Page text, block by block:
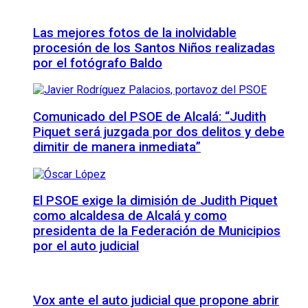
Las mejores fotos de la inolvidable
procesión de los Santos Niños realizadas
por el fotógrafo Baldo
Comunicado del PSOE de Alcalá: “Judith
Piquet será juzgada por dos delitos y debe
dimitir de manera inmediata”
El PSOE exige la dimisión de Judith Piquet
como alcaldesa de Alcalá y como
presidenta de la Federación de Municipios
por el auto judicial
Vox ante el auto judicial que propone abrir